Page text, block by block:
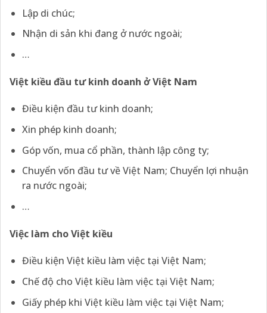
Lập di chúc;
Nhận di sản khi đang ở nước ngoài;
…
Việt kiều đầu tư kinh doanh ở Việt Nam
Điều kiện đầu tư kinh doanh;
Xin phép kinh doanh;
Góp vốn, mua cổ phần, thành lập công ty;
Chuyển vốn đầu tư về Việt Nam; Chuyển lợi nhuận
ra nước ngoài;
…
Việc làm cho Việt kiều
Điều kiện Việt kiều làm việc tại Việt Nam;
Chế độ cho Việt kiều làm việc tại Việt Nam;
Giấy phép khi Việt kiều làm việc tại Việt Nam;